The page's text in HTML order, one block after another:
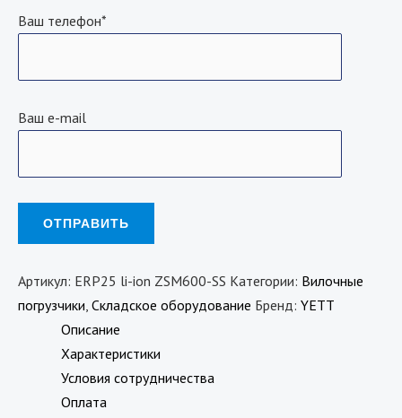
Ваш телефон*
Ваш e-mail
Артикул: ERP25 li-ion ZSM600-SS Категории: Вилочные
погрузчики, Складское оборудование Бренд: YETT
Описание
Характеристики
Условия сотрудничества
Оплата